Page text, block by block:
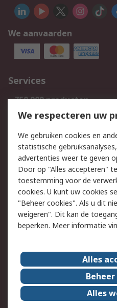
We aanvaarden
Services
750.000 producten
Bestellen
Track & Trace
Wettelijk
Cookiebeleid
Privacybeleid
Algemene
verkoopvoorwaarden
Over RS
RS Group
RS wereldwijd
ESG
We respecteren uw
We gebruiken cookies en
statistische
advertenties weer te geven
Door op "Alles accepteren"
toestemming voor de
cookies. U kunt uw cookies
"Beheer cookies". Als u dit
weigeren". Dit kan de
beperken. Meer informatie
Alles
Alles